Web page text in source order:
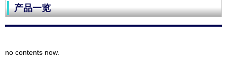
产品一览
no contents now.